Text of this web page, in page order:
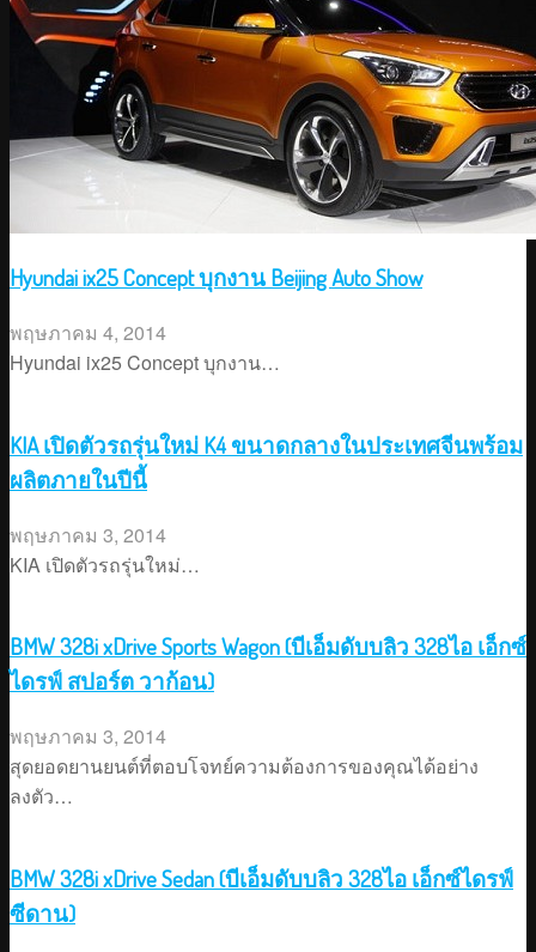
Hyundai ix25 Concept บุกงาน Beijing Auto Show
พฤษภาคม 4, 2014
Hyundai ix25 Concept บุกงาน…
KIA เปิดตัวรถรุ่นใหม่ K4 ขนาดกลางในประเทศจีนพร้อม
ผลิตภายในปีนี้
พฤษภาคม 3, 2014
KIA เปิดตัวรถรุ่นใหม่…
BMW 328i xDrive Sports Wagon (บีเอ็มดับบลิว 328ไอ เอ็กซ์
ไดรฟ์ สปอร์ต วาก้อน)
พฤษภาคม 3, 2014
สุดยอดยานยนต์ที่ตอบโจทย์ความต้องการของคุณได้อย่าง
ลงตัว…
BMW 328i xDrive Sedan (บีเอ็มดับบลิว 328ไอ เอ็กซ์ไดรฟ์
ซีดาน)